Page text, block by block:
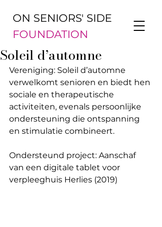
ON SENIORS' SIDE
FOUNDATION
Soleil d’automne
Vereniging: Soleil d’automne
verwelkomt senioren en biedt hen
sociale en therapeutische
activiteiten, evenals persoonlijke
ondersteuning die ontspanning
en stimulatie combineert.
Ondersteund project: Aanschaf
van een digitale tablet voor
verpleeghuis Herlies (2019)